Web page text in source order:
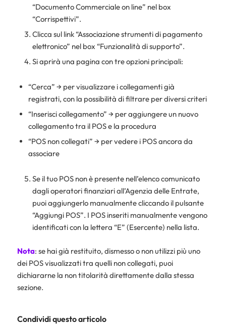
“Documento Commerciale on line” nel box
“Corrispettivi”.
Clicca sul link “Associazione strumenti di pagamento
elettronico” nel box “Funzionalità di supporto”.
Si aprirà una pagina con tre opzioni principali:
“Cerca” → per visualizzare i collegamenti già
registrati, con la possibilità di filtrare per diversi criteri
“Inserisci collegamento” → per aggiungere un nuovo
collegamento tra il POS e la procedura
“POS non collegati” → per vedere i POS ancora da
associare
Se il tuo POS non è presente nell’elenco comunicato
dagli operatori finanziari all’Agenzia delle Entrate,
puoi aggiungerlo manualmente cliccando il pulsante
“Aggiungi POS”. I POS inseriti manualmente vengono
identificati con la lettera “E” (Esercente) nella lista.
Nota: se hai già restituito, dismesso o non utilizzi più uno
dei POS visualizzati tra quelli non collegati, puoi
dichiararne la non titolarità direttamente dalla stessa
sezione.
Condividi questo articolo